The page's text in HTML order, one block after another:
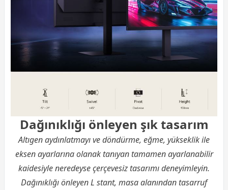
Dağınıklığı önleyen şık tasarım
Altıgen aydınlatmayı ve döndürme, eğme, yükseklik ile
eksen ayarlarına olanak tanıyan tamamen ayarlanabilir
kaidesiyle neredeyse çerçevesiz tasarımı deneyimleyin.
Dağınıklığı önleyen L stant, masa alanından tasarruf